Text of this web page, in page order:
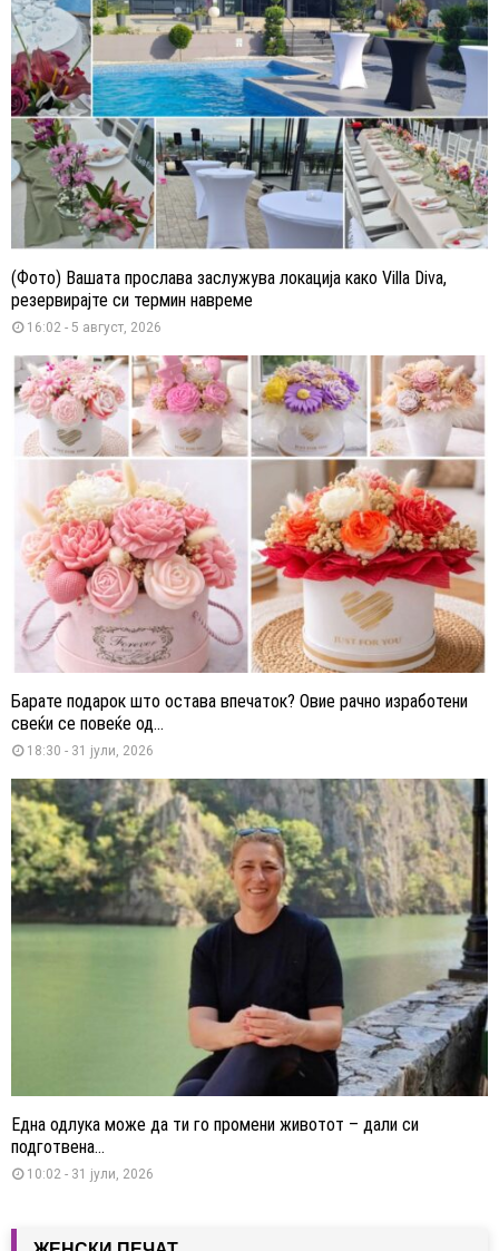
(Фото) Вашата прослава заслужува локација како Villa Diva,
резервирајте си термин навреме
16:02 - 5 август, 2026
Барате подарок што остава впечаток? Овие рачно изработени
свеќи се повеќе од...
18:30 - 31 јули, 2026
Една одлука може да ти го промени животот – дали си
подготвена...
10:02 - 31 јули, 2026